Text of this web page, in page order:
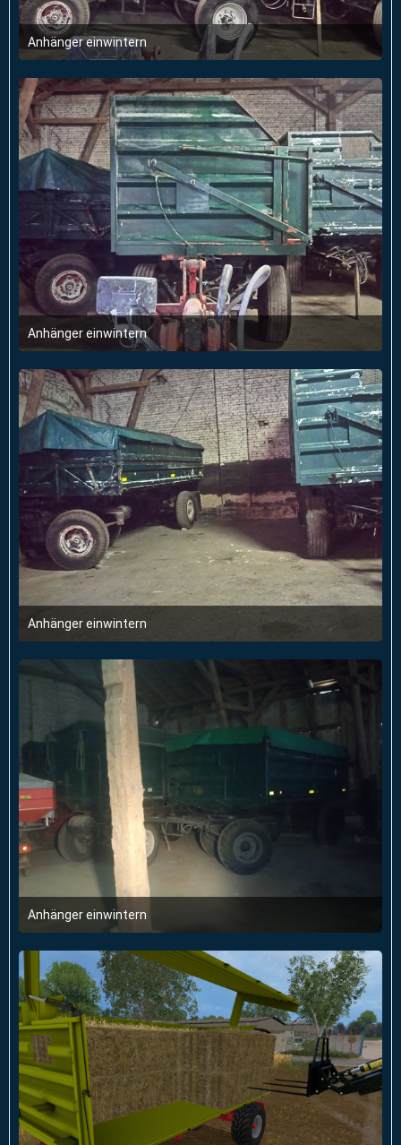
Anhänger einwintern
22. Februar 2018 um 18:13
Anhänger einwintern
22. Februar 2018 um 18:13
1
Anhänger einwintern
22. Februar 2018 um 18:13
1
Anhänger einwintern
22. Februar 2018 um 18:13